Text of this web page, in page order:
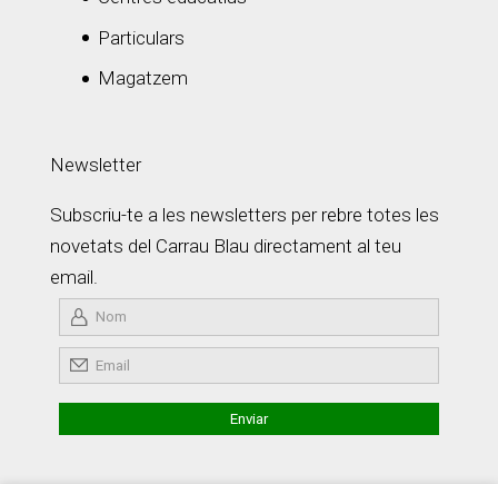
Particulars
Magatzem
Newsletter
Subscriu-te a les newsletters per rebre totes les
novetats del Carrau Blau directament al teu
email.